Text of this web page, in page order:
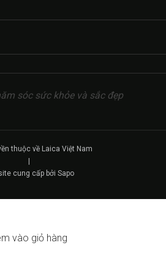
sóc sức khỏe và sắc đẹp
thuộc về Laica Việt Nam
cung cấp bởi Sapo
vào giỏ hàng